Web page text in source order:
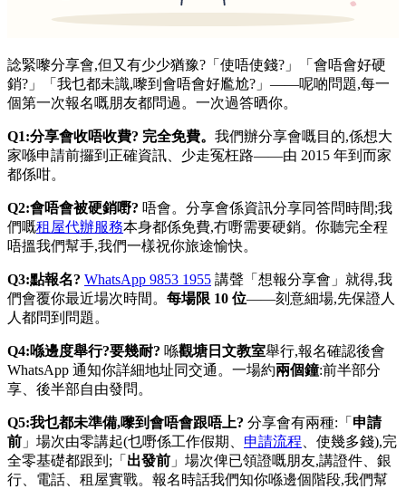
諗緊嚟分享會,但又有少少猶豫?「使唔使錢?」「會唔會好硬
銷?」「我乜都未識,嚟到會唔會好尷尬?」——呢啲問題,每一
個第一次報名嘅朋友都問過。一次過答晒你。
Q1:分享會收唔收費? 完全免費。 我們辦分享會嘅目的,係想大
家喺申請前攞到正確資訊、少走冤枉路——由 2015 年到而家
都係咁。
Q2:會唔會被硬銷嘢? 唔會。分享會係資訊分享同答問時間;我
們嘅租屋代辦服務本身都係免費,冇嘢需要硬銷。你聽完全程
唔搵我們幫手,我們一樣祝你旅途愉快。
Q3:點報名? WhatsApp 9853 1955 講聲「想報分享會」就得,我
們會覆你最近場次時間。 每場限 10 位——刻意細場,先保證人
人都問到問題。
Q4:喺邊度舉行?要幾耐? 喺觀塘日文教室舉行,報名確認後會
WhatsApp 通知你詳細地址同交通。一場約兩個鐘:前半部分
享、後半部自由發問。
Q5:我乜都未準備,嚟到會唔會跟唔上? 分享會有兩種:「 申請
前 」場次由零講起(乜嘢係工作假期、 申請流程 、使幾多錢),完
全零基礎都跟到;「 出發前 」場次俾已領證嘅朋友,講證件、銀
行、電話、租屋實戰。報名時話我們知你喺邊個階段,我們幫